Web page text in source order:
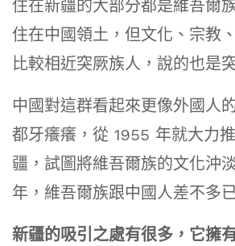
住在新疆的大部分都是維吾爾
住在中國領土，但文化、宗教
比較相近突厥族人，說的也是
中國對這群看起來更像外國人
都牙癢癢，從 1955 年就大力
疆，試圖將維吾爾族的文化沖
年，維吾爾族跟中國人差不多
新疆的吸引之處有很多，它擁